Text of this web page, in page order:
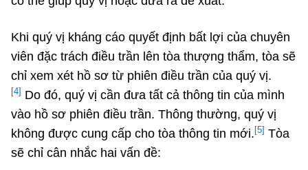
Khi quý vị kháng cáo quyết định bất lợi của chuyên
viên đặc trách điều trần lên tòa thượng thẩm, tòa sẽ
chỉ xem xét hồ sơ từ phiên điều trần của quý vị.
[4] Do đó, quý vị cần đưa tất cả thông tin của mình
vào hồ sơ phiên điều trần. Thông thường, quý vị
không được cung cấp cho tòa thông tin mới. [5] Tòa
sẽ chỉ cân nhắc hai vấn đề: